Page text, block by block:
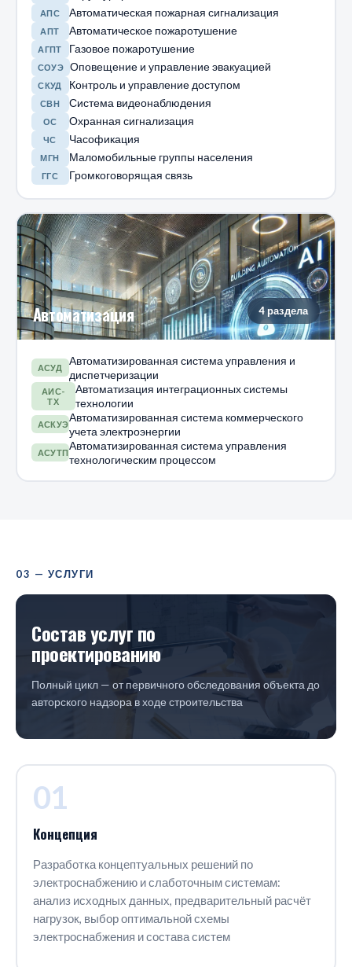
АПС Автоматическая пожарная сигнализация
АПТ Автоматическое пожаротушение
АГПТ Газовое пожаротушение
СОУЭ Оповещение и управление эвакуацией
СКУД Контроль и управление доступом
СВН Система видеонаблюдения
ОС Охранная сигнализация
ЧС Часофикация
МГН Маломобильные группы населения
ГГС Громкоговорящая связь
Автоматизация 4 раздела
АСУД
Автоматизированная система управления и
диспетчеризации
АИС-
ТХ
Автоматизация интеграционных системы
технологии
АСКУЭ
Автоматизированная система коммерческого
учета электроэнергии
АСУТП
Автоматизированная система управления
технологическим процессом
03 — УСЛУГИ
Состав услуг по
проектированию
Полный цикл — от первичного обследования объекта до
авторского надзора в ходе строительства
01
Концепция
Разработка концептуальных решений по
электроснабжению и слаботочным системам:
анализ исходных данных, предварительный расчёт
нагрузок, выбор оптимальной схемы
электроснабжения и состава систем